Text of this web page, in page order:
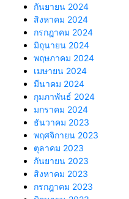
กันยายน 2024
สิงหาคม 2024
กรกฎาคม 2024
มิถุนายน 2024
พฤษภาคม 2024
เมษายน 2024
มีนาคม 2024
กุมภาพันธ์ 2024
มกราคม 2024
ธันวาคม 2023
พฤศจิกายน 2023
ตุลาคม 2023
กันยายน 2023
สิงหาคม 2023
กรกฎาคม 2023